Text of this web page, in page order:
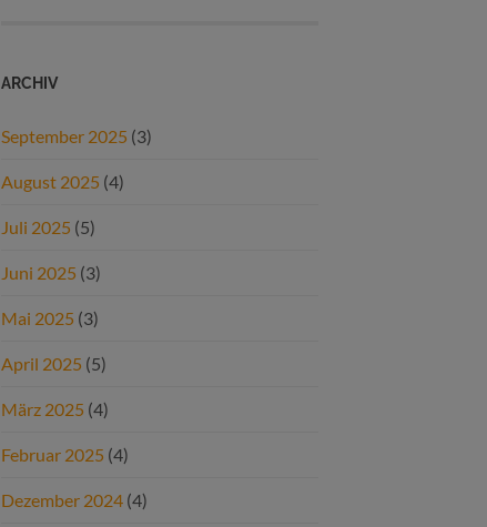
ARCHIV
September 2025 (3)
August 2025 (4)
Juli 2025 (5)
Juni 2025 (3)
Mai 2025 (3)
April 2025 (5)
März 2025 (4)
Februar 2025 (4)
Dezember 2024 (4)